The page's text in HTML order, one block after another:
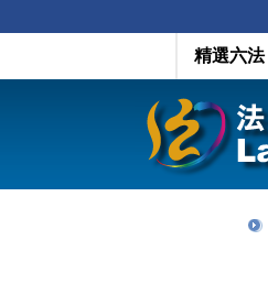
精選六法